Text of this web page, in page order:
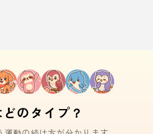
のタイプ？